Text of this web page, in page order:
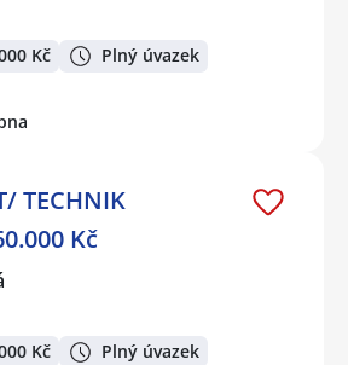
Kč Plný úvazek
TECHNIK
Kč
Kč
Plný úvazek